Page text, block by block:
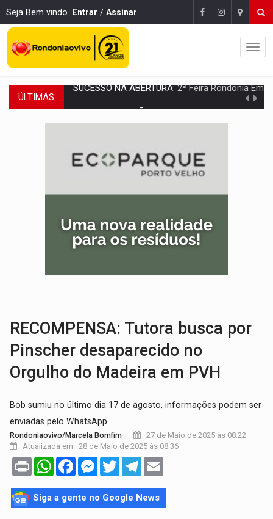
Seja Bem vindo. Entrar / Assinar
ÚLTIMAS Secretário da Seinfra de Porto Velho pede
SAÚDE INDÍGENA:Pirahã terão consultas e exames especializados durante
DIA DOS PAIS: Bailarina da Praça organiza celebração gratuita
VÍDEO:Perseguição a embarcação no rio Madeira termina com
MEGA SENA: Prêmio acumula para R$ 165
Publicação Legal:AVISO DE LICITAÇÃO: PREGÃO ELETRÔNICO Nº
RECOMPENSA: Tutora busca por
Pinscher desaparecido no
Orgulho do Madeira em PVH
Bob sumiu no último dia 17 de agosto, informações podem ser
enviadas pelo WhatsApp
Rondoniaovivo/Marcela Bomfim
27 de Maio de 2025 às 08:22
Atualizada em : 28 de Maio de 2025 às 08:36
Print WhatsAppFacebookMessenger
TwitterTelegram
Siga a gente no Google News